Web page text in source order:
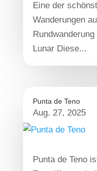
Eine der
Wanderungen
Lunar Diese...
Punta de Teno
Aug. 27, 2025
Punta de Teno